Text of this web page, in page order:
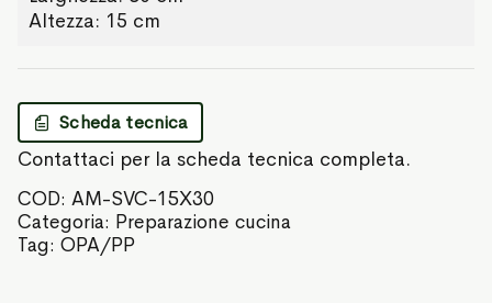
Altezza: 15 cm
Scheda tecnica
Contattaci per la scheda tecnica completa.
COD: AM-SVC-15X30
Categoria: Preparazione cucina
Tag: OPA/PP